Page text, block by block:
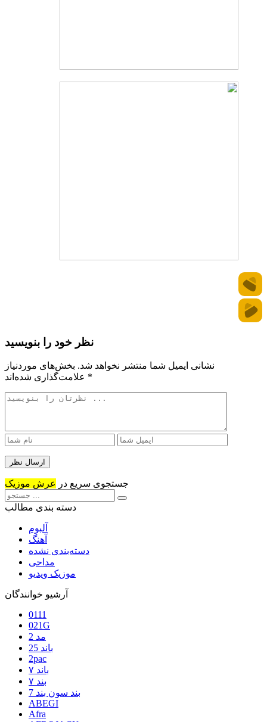
نظر خود را بنویسید
نشانی ایمیل شما منتشر نخواهد شد. بخش‌های موردنیاز
*
جستجوی سریع در عرش موزیک
دسته بندی مطالب
آلبوم
آهنگ
دسته‌بندی نشده
مداحی
موزیک ویدیو
آرشیو خوانندگان
0111
021G
2 مد
25 باند
2pac
۷ باند
۷ بند
7 بند سون بند
ABEGI
Afra